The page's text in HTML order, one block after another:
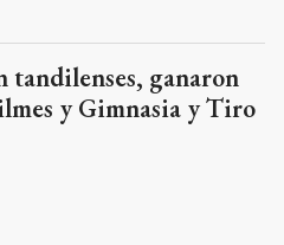
tandilenses, ganaron
y Gimnasia y Tiro